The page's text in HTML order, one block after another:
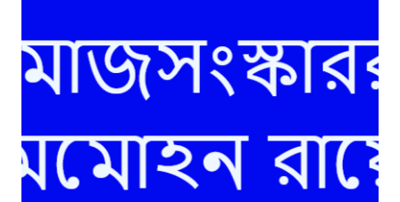
মূল শিলাস্তরের ওপরেই অবস্থান করে। ক্ষয়ীভবনের ফলে আবহবিকার প্রাপ্ত শিলাচূর্ণ
স্থানান্তরি...